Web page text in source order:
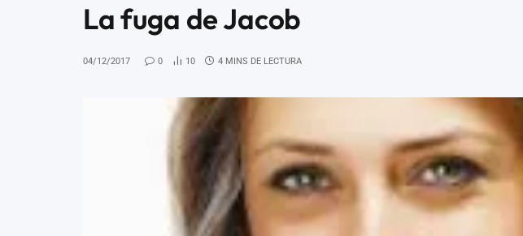
La fuga de Jacob
04/12/2017 0 10 4 MINS DE LECTURA